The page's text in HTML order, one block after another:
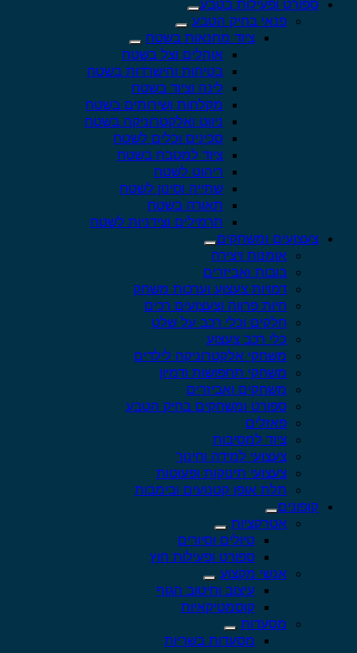
ספורט ופעילות בטבע
פנאי בחיק הטבע
ציוד מחנאות בשטח
אוהלים וצל בשטח
בטיחות והישרדות בשטח
לינה וציוד בשטח
מקלחות ושירותים בשטח
ניווט ואלקטרוניקה בשטח
סכינים וכלים לשטח
ציוד למטבח בשטח
ריהוט לשטח
שתייה וסינון לשטח
תאורה בשטח
תרמילים וצידניות לשטח
צעצועים ומשחקים
אומנות ויצירה
בובות ואביזרים
דמויות צעצוע וערכות משחק
חיות פרווה וצעצועים רכים
חלקים וכלי רכב על שלט
כלי רכב צעצוע
משחקי אלקטרוניקה לילדים
משחקי תחפושות ודמיון
משחקים ואביזרים
ספורט ומשחקים בחיק הטבע
פאזלים
ציוד למסיבות
צעצועי למידה וחינוך
צעצועי תינוקות ופעוטות
תלת אופן קטנועים ובימבות
קופונים
אטרקציות
טיולים וסיורים
ספורט ופעילות חוץ
אנשי מקצוע
עיצוב וחיטוב הגוף
קוסמטיקאיות
מסעדות
מסעדות בשריות